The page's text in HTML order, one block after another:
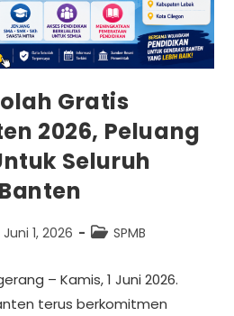
Gratis
2026, Peluang
Seluruh
Juni 1, 2026 SPMB
– Kamis, 1 Juni 2026.
terus berkomitmen